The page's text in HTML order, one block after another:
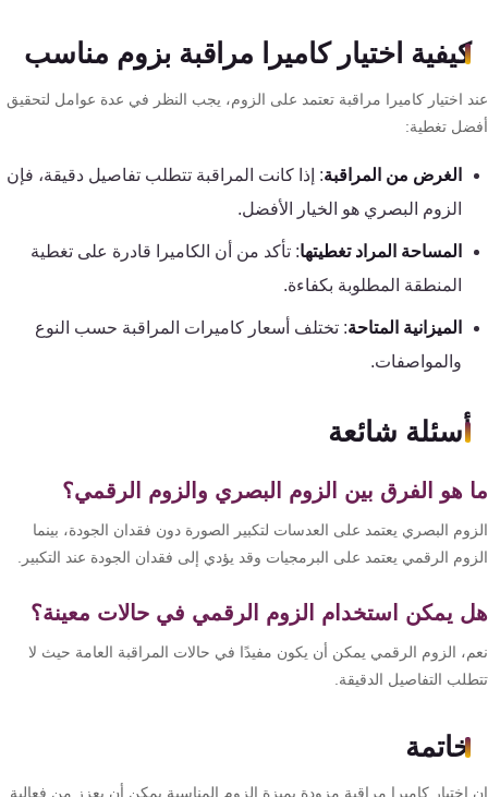
كيفية اختيار كاميرا مراقبة بزوم مناسب
اختيار كاميرا مراقبة تعتمد على الزوم، يجب النظر في عدة عوامل لتحقيق
تغطية:
الغرض من المراقبة: إذا كانت المراقبة تتطلب تفاصيل دقيقة، فإن
الزوم البصري هو الخيار الأفضل.
المساحة المراد تغطيتها: تأكد من أن الكاميرا قادرة على تغطية
المنطقة المطلوبة بكفاءة.
الميزانية المتاحة: تختلف أسعار كاميرات المراقبة حسب النوع
والمواصفات.
أسئلة شائعة
هو الفرق بين الزوم البصري والزوم الرقمي؟
البصري يعتمد على العدسات لتكبير الصورة دون فقدان الجودة، بينما
الرقمي يعتمد على البرمجيات وقد يؤدي إلى فقدان الجودة عند التكبير.
يمكن استخدام الزوم الرقمي في حالات معينة؟
الزوم الرقمي يمكن أن يكون مفيدًا في حالات المراقبة العامة حيث لا
التفاصيل الدقيقة.
خاتمة
اختيار كاميرا مراقبة مزودة بميزة الزوم المناسبة يمكن أن يعزز من فعالية